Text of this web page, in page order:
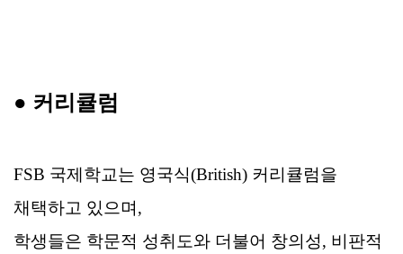
● 커리큘럼
FSB 국제학교는 영국식(British) 커리큘럼을
채택하고 있으며,
학생들은 학문적 성취도와 더불어 창의성, 비판적